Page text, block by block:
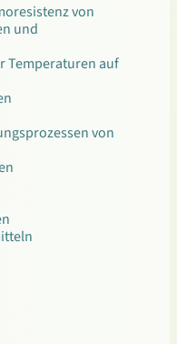
von
und
Temperaturen auf
von